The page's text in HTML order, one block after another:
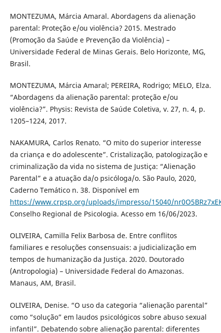
MONTEZUMA, Márcia Amaral. Abordagens da alienação
parental: Proteção e/ou violência? 2015. Mestrado
(Promoção da Saúde e Prevenção da Violência) –
Universidade Federal de Minas Gerais. Belo Horizonte, MG,
Brasil.
MONTEZUMA, Márcia Amaral; PEREIRA, Rodrigo; MELO, Elza.
“Abordagens da alienação parental: proteção e/ou
violência?”. Physis: Revista de Saúde Coletiva, v. 27, n. 4, p.
1205–1224, 2017.
NAKAMURA, Carlos Renato. “O mito do superior interesse
da criança e do adolescente”. Cristalização, patologização e
criminalização da vida no sistema de Justiça: “Alienação
Parental” e a atuação da/o psicóloga/o. São Paulo, 2020,
Caderno Temático n. 38. Disponível em
https://www.crpsp.org/uploads/impresso/15040/
Conselho Regional de Psicologia. Acesso em 16/06/2023.
OLIVEIRA, Camilla Felix Barbosa de. Entre conflitos
familiares e resoluções consensuais: a judicialização em
tempos de humanização da Justiça. 2020. Doutorado
(Antropologia) – Universidade Federal do Amazonas.
Manaus, AM, Brasil.
OLIVEIRA, Denise. “O uso da categoria “alienação parental”
como “solução” em laudos psicológicos sobre abuso sexual
infantil”. Debatendo sobre alienação parental: diferentes